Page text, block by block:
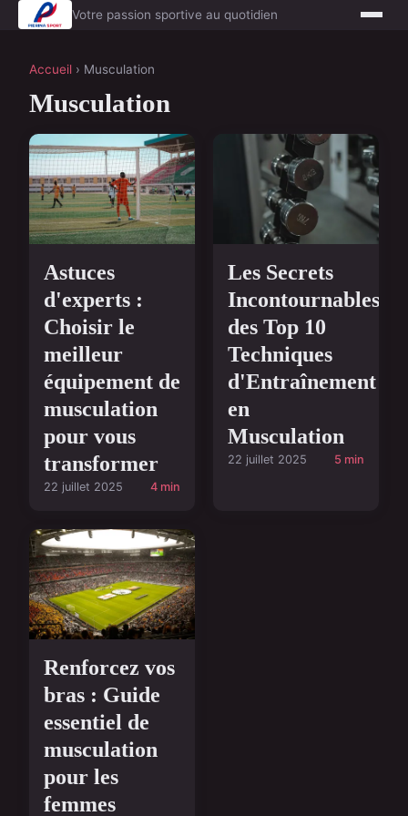
Votre passion sportive au quotidien
Accueil › Musculation
Musculation
Astuces
d'experts :
Choisir le
meilleur
équipement de
musculation
pour vous
transformer
22 juillet 2025 4 min
Les Secrets
Incontournables
des Top 10
Techniques
d'Entraînement
en
Musculation
22 juillet 2025 5 min
Renforcez vos
bras : Guide
essentiel de
musculation
pour les
femmes